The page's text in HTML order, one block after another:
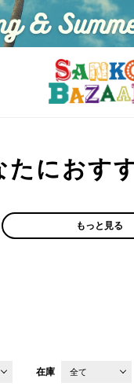
たにおす
もっと見る
在庫 全て